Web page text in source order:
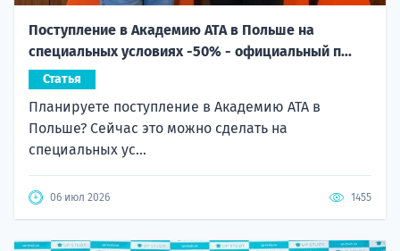
Поступление в Академию ATA в Польше на
специальных условиях -50% - официальный п...
Статья
Планируете поступление в Академию ATA в
Польше? Сейчас это можно сделать на
специальных ус...
06 июл 2026 1455